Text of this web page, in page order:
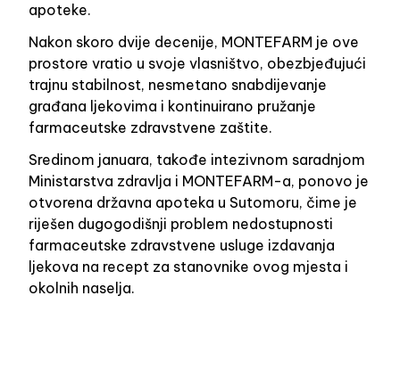
apoteke.
Nakon skoro dvije decenije, MONTEFARM je ove
prostore vratio u svoje vlasništvo, obezbjeđujući
trajnu stabilnost, nesmetano snabdijevanje
građana ljekovima i kontinuirano pružanje
farmaceutske zdravstvene zaštite.
Sredinom januara, takođe intezivnom saradnjom
Ministarstva zdravlja i MONTEFARM-a, ponovo je
otvorena državna apoteka u Sutomoru, čime je
riješen dugogodišnji problem nedostupnosti
farmaceutske zdravstvene usluge izdavanja
ljekova na recept za stanovnike ovog mjesta i
okolnih naselja.